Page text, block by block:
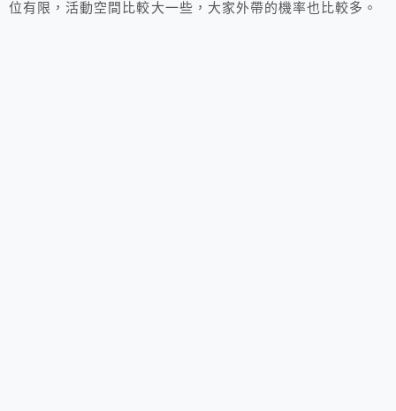
位有限，活動空間比較大一些，大家外帶的機率也比較多。